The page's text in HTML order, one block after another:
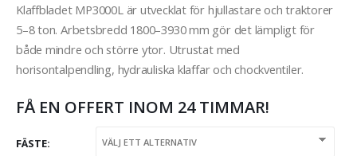
Klaffbladet MP3000L är utvecklat för hjullastare och traktorer
5–8 ton. Arbetsbredd 1800–3930 mm gör det lämpligt för
både mindre och större ytor. Utrustat med
horisontalpendling, hydrauliska klaffar och chockventiler.
FÅ EN OFFERT INOM 24 TIMMAR!
FÄSTE